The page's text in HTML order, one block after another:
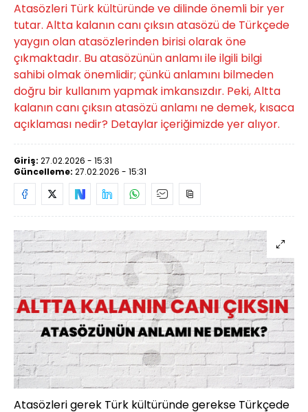
Atasözleri Türk kültüründe ve dilinde önemli bir yer
tutar. Altta kalanın canı çıksın atasözü de Türkçede
yaygın olan atasözlerinden birisi olarak öne
çıkmaktadır. Bu atasözünün anlamı ile ilgili bilgi
sahibi olmak önemlidir; çünkü anlamını bilmeden
doğru bir kullanım yapmak imkansızdır. Peki, Altta
kalanın canı çıksın atasözü anlamı ne demek, kısaca
açıklaması nedir? Detaylar içeriğimizde yer alıyor.
Giriş: 27.02.2026 - 15:31
Güncelleme: 27.02.2026 - 15:31
Atasözleri gerek Türk kültüründe gerekse Türkçede